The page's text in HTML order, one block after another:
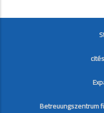
Betreuungszentrum